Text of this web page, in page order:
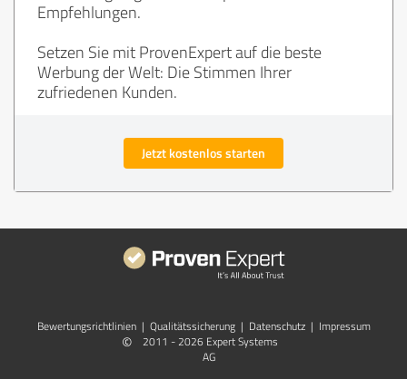
Empfehlungen.
Setzen Sie mit ProvenExpert auf die beste
Werbung der Welt: Die Stimmen Ihrer
zufriedenen Kunden.
Jetzt kostenlos starten
Bewertungs­richtlinien | Qualitätssicherung | Datenschutz | Impressum
©
2011 - 2026 Expert Systems
AG